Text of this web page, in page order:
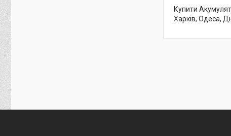
Купити
Харків, Одеса,